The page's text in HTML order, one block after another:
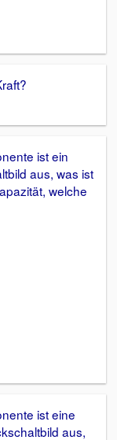
ist ein
aus, was ist
welche
ist eine
aus,